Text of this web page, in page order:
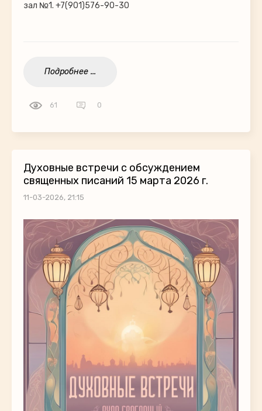
зал №1. +7(901)576-90-30
Подробнее ...
61 0
Духовные встречи с обсуждением
священных писаний 15 марта 2026 г.
11-03-2026, 21:15